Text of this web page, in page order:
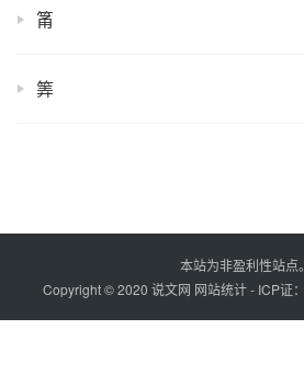
筩
筭
本站为非盈利性站点。
Copyright © 2020 说文网 网站统计- ICP证：